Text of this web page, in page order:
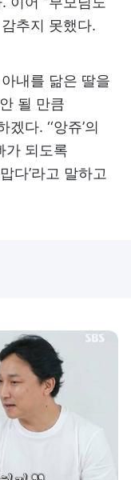
추지 못했다.
내를 닮은 딸을
될 만큼
다. ‘‘앙쥬’의
가 되도록
다’라고 말하고